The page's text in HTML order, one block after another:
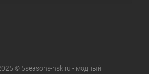
© 5seasons-nsk.ru - модный